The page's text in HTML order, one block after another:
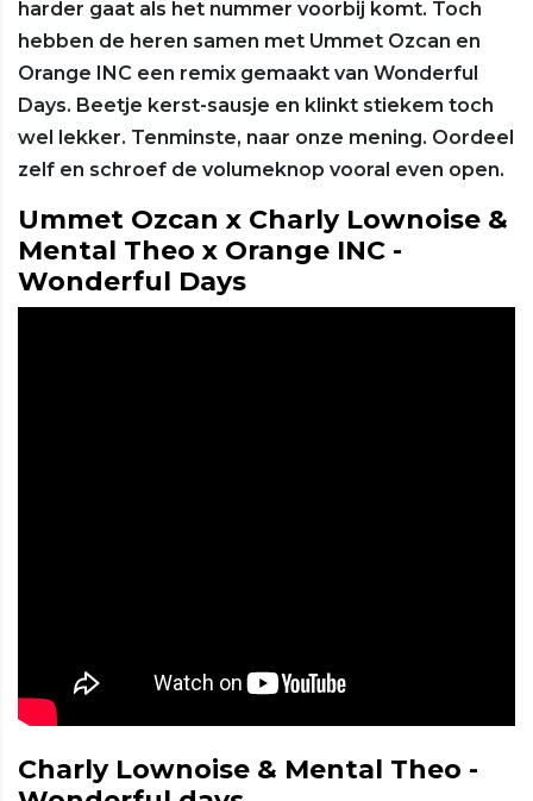
harder gaat als het nummer voorbij komt. Toch
hebben de heren samen met Ummet Ozcan en
Orange INC een remix gemaakt van Wonderful
Days. Beetje kerst-sausje en klinkt stiekem toch
wel lekker. Tenminste, naar onze mening. Oordeel
zelf en schroef de volumeknop vooral even open.
Ummet Ozcan x Charly Lownoise &
Mental Theo x Orange INC -
Wonderful Days
Charly Lownoise & Mental Theo -